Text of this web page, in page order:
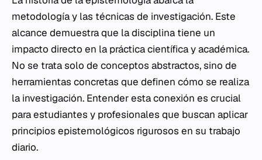
metodología y las técnicas de investigación. Este
alcance demuestra que la disciplina tiene un
impacto directo en la práctica científica y académica.
No se trata solo de conceptos abstractos, sino de
herramientas concretas que definen cómo se realiza
la investigación. Entender esta conexión es crucial
para estudiantes y profesionales que buscan aplicar
principios epistemológicos rigurosos en su trabajo
diario.